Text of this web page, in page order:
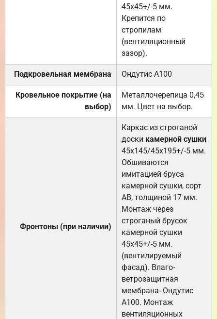
45х45+/-5 мм.
Крепится по
стропилам
(вентиляционный
зазор).
Подкровельная мембрана Ондутис А100
Кровельное покрытие (на
выбор)
Металлочерепица 0,45
мм. Цвет на выбор.
Фронтоны (при наличии)
Каркас из строганой
доски камерной сушки
45х145/45х195+/-5 мм.
Обшиваются
имитацией бруса
камерной сушки, сорт
АВ, толщиной 17 мм.
Монтаж через
строганый брусок
камерной сушки
45х45+/-5 мм.
(вентилируемый
фасад). Влаго-
ветрозащитная
мембрана- Ондутис
А100. Монтаж
вентиляционных